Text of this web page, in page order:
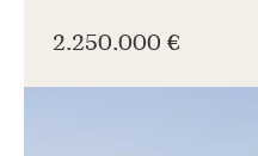
2.250.000 €